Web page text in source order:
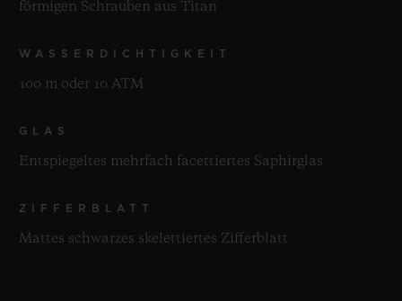
förmigen Schrauben aus Titan
WASSERDICHTIGKEIT
100 m oder 10 ATM
GLAS
Entspiegeltes mehrfach facettiertes Saphirglas
ZIFFERBLATT
Mattes schwarzes skelettiertes Zifferblatt